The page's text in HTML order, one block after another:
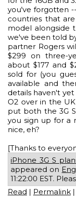
you've forgotten
countries that
model alongside
we've been told
partner Rogers
$299 on three-
about $177 and
sold for (you
available and
details haven't
O2 over in the
put both the 3G
you sign up for a
nice, eh?
[Thanks to
iPhone 3G S
appeared on
11:22:00 EST.
Read | Permalink |